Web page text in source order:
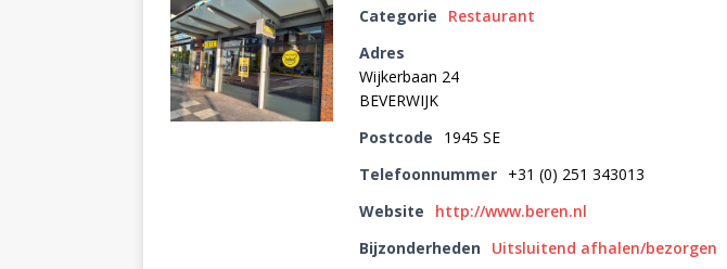
Categorie
Restaurant
Adres
Wijkerbaan 24
BEVERWIJK
Postcode
1945 SE
Telefoonnummer +31 (0) 251 343013
Website
http://www.beren.nl
Bijzonderheden Uitsluitend afhalen/bezorgen